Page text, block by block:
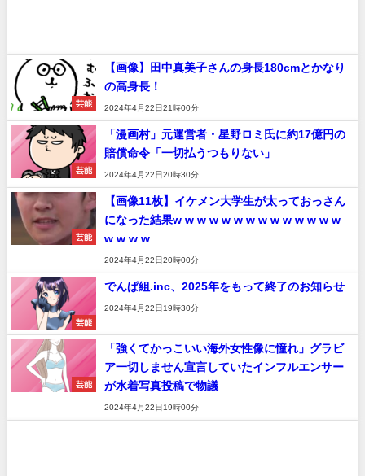
芸能
【画像】田中真美子さんの身長180cmとかなり
の高身長！
2024年4月22日21時00分
芸能
「漫画村」元運営者・星野ロミ氏に約17億円の
賠償命令「一切払うつもりない」
2024年4月22日20時30分
芸能
【画像11枚】イケメン大学生が太っておっさん
になった結果w w w w w w w w w w w w w w
w w w w
2024年4月22日20時00分
芸能
でんぱ組.inc、2025年をもって終了のお知らせ
2024年4月22日19時30分
芸能
「強くてかっこいい海外女性像に憧れ」グラビ
ア一切しません宣言していたインフルエンサー
が水着写真投稿で物議
2024年4月22日19時00分